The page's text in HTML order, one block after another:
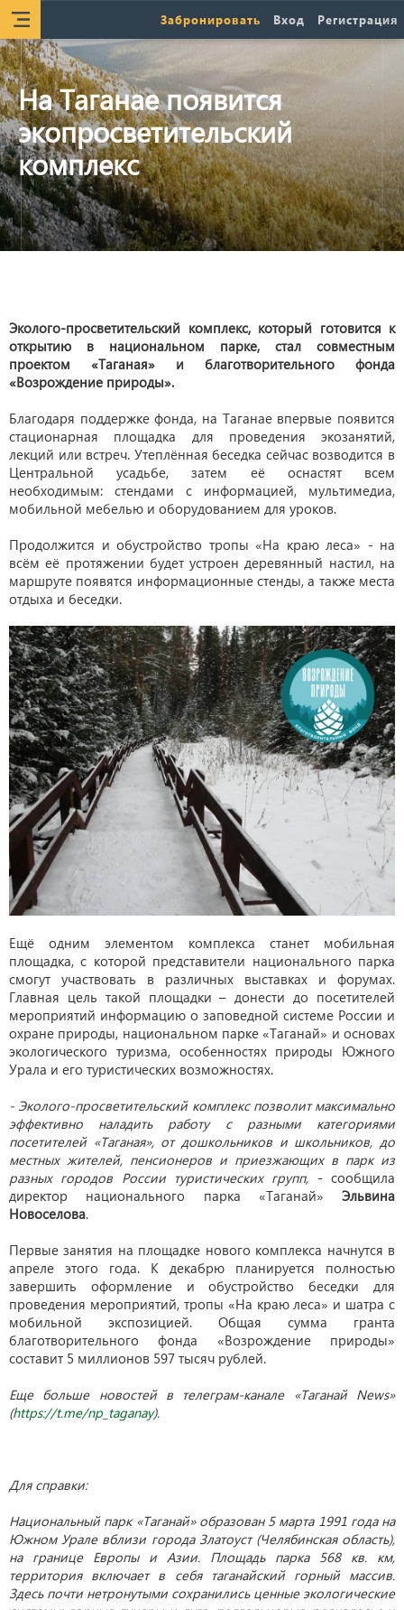
Забронировать Вход Регистрация
На Таганае появится
экопросветительский
комплекс
Эколого-просветительский комплекс, который готовится к
открытию в национальном парке, стал совместным
проектом «Таганая» и благотворительного фонда
«Возрождение природы».
Благодаря поддержке фонда, на Таганае впервые появится
стационарная площадка для проведения экозанятий,
лекций или встреч. Утеплённая беседка сейчас возводится в
Центральной усадьбе, затем её оснастят всем
необходимым: стендами с информацией, мультимедиа,
мобильной мебелью и оборудованием для уроков.
Продолжится и обустройство тропы «На краю леса» - на
всём её протяжении будет устроен деревянный настил, на
маршруте появятся информационные стенды, а также места
отдыха и беседки.
Ещё одним элементом комплекса станет мобильная
площадка, с которой представители национального парка
смогут участвовать в различных выставках и форумах.
Главная цель такой площадки – донести до посетителей
мероприятий информацию о заповедной системе России и
охране природы, национальном парке «Таганай» и основах
экологического туризма, особенностях природы Южного
Урала и его туристических возможностях.
- Эколого-просветительский комплекс позволит максимально
эффективно наладить работу с разными категориями
посетителей «Таганая», от дошкольников и школьников, до
местных жителей, пенсионеров и приезжающих в парк из
разных городов России туристических групп, - сообщила
директор национального парка «Таганай» Эльвина
Новоселова.
Первые занятия на площадке нового комплекса начнутся в
апреле этого года. К декабрю планируется полностью
завершить оформление и обустройство беседки для
проведения мероприятий, тропы «На краю леса» и шатра с
мобильной экспозицией. Общая сумма гранта
благотворительного фонда «Возрождение природы»
составит 5 миллионов 597 тысяч рублей.
Еще больше новостей в телеграм-канале «Таганай News»
(https://t.me/np_taganay).
Для справки:
Национальный парк «Таганай» образован 5 марта 1991 года на
Южном Урале вблизи города Златоуст (Челябинская область),
на границе Европы и Азии. Площадь парка 568 кв. км,
территория включает в себя таганайский горный массив.
Здесь почти нетронутыми сохранились ценные экологические